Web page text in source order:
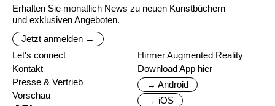
Erhalten Sie monatlich News zu neuen Kunstbüchern
und exklusiven Angeboten.
Jetzt anmelden →
Let's connect
Kontakt
Presse & Vertrieb
Vorschau
Hirmer Augmented Reality
Download App hier
→ Android
→ iOS